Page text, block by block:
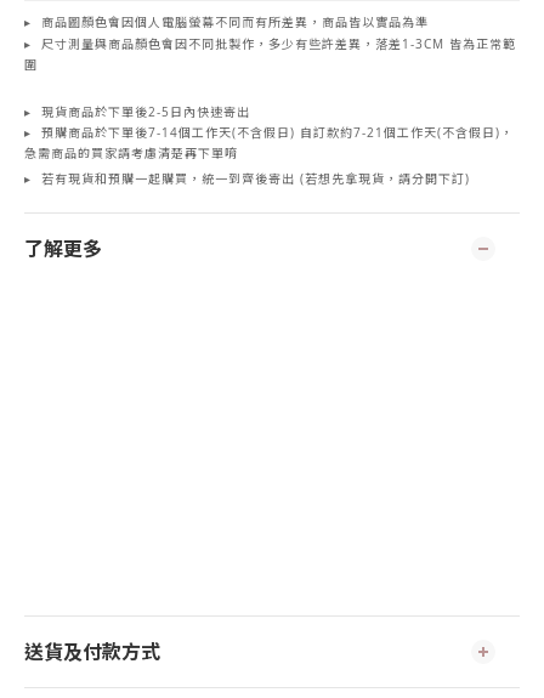
▸
商品圖顏色會因個人電腦螢幕不同而有所差異，商品皆以實品為準
▸ 尺寸測量與商品顏色會因不同批製作，多少有些許差異，落差1-3CM 皆為正常範
圍
▸
現貨商品於下單後2-5日內快速寄出
▸
預購商品於下單後7-14個工作天(不含假日) 自訂款約7-21個工作天(不含假日) ，
急需商品的買家請考慮清楚再下單唷
▸
若有現貨和預購一起購買，統一到齊後寄出 (若想先拿現貨，請分開下訂)
了解更多
送貨及付款方式